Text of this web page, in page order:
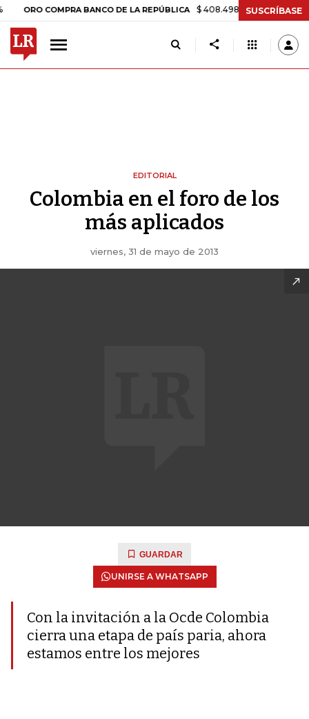
COMPRA BANCO DE LA REPÚBLICA $ 408.498,97 +$ 8.753,81 +2,19%
SUSCRÍBASE
EDITORIAL
Colombia en el foro de los
más aplicados
viernes, 31 de mayo de 2013
GUARDAR
UNIRSE A WHATSAPP
Con la invitación a la Ocde Colombia
cierra una etapa de país paria, ahora
estamos entre los mejores